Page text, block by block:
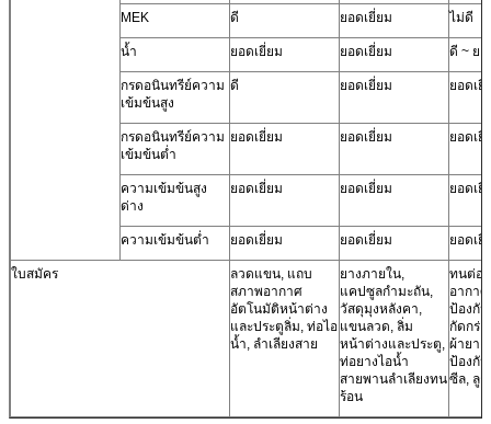
MEK ดี ยอดเยี่ยม ไม่ดี
น้ำ ยอดเยี่ยม ยอดเยี่ยม ดี ~ ยอ
กรดอนินทรีย์ความ
เข้มข้นสูง
ดี ยอดเยี่ยม ยอดเยี่
กรดอนินทรีย์ความ
เข้มข้นต่ำ
ยอดเยี่ยม ยอดเยี่ยม ยอดเยี่
ความเข้มข้นสูง
ด่าง
ยอดเยี่ยม ยอดเยี่ยม ยอดเยี่
ความเข้มข้นต่ำ ยอดเยี่ยม ยอดเยี่ยม ยอดเยี่
ใบสมัคร
ลวดแขน, แถบ
สภาพอากาศ
อัตโนมัติหน้าต่าง
และประตูลิ่ม, ท่อไอ
น้ำ, ลำเลียงสาย
ยางภายใน,
แคปซูลกำมะถัน,
วัสดุมุงหลังคา,
แขนลวด, ลิ่ม
หน้าต่างและประตู,
ท่อยางไอน้ำ
สายพานลำเลียงทน
ร้อน
ทนต่อ
อากาศ
ป้องกัน
กัดกร่
ผ้ายาง
ป้องกั
ซีล, ลูก